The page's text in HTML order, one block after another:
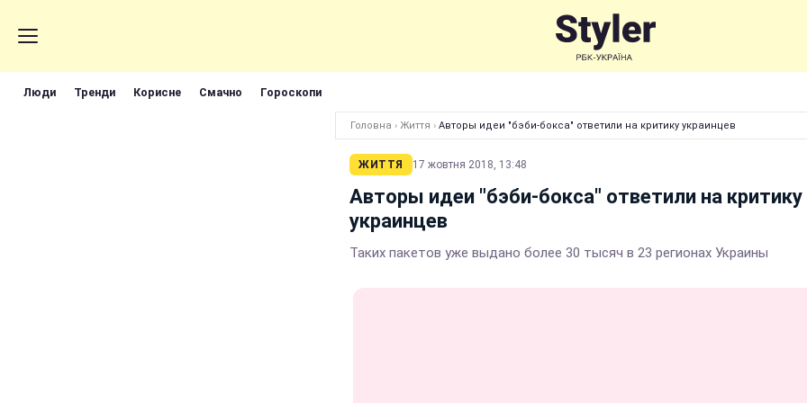
Люди Тренди Корисне Смачно Гороскопи
Головна › Життя › Авторы идеи "бэби-бокса" ответили на критику украинцев
ЖИТТЯ 17 жовтня 2018, 13:48
Авторы идеи "бэби-бокса" ответили на критику
украинцев
Таких пакетов уже выдано более 30 тысяч в 23 регионах Украины